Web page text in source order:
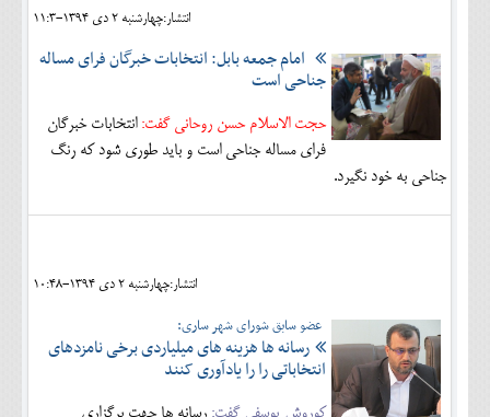
انتشار:چهارشنبه 2 دی 1394-11:3
امام جمعه بابل: انتخابات خبرگان فرای مساله
جناحی است
حجت الاسلام حسن روحانی گفت: انتخابات خبرگان
فرای مساله جناحی است و باید طوری شود که رنگ
جناحی به خود نگیرد.
انتشار:چهارشنبه 2 دی 1394-10:48
عضو سابق شورای شهر ساری:
رسانه ها هزینه های میلیاردی برخی نامزدهای
انتخاباتی را را یادآوری کنند